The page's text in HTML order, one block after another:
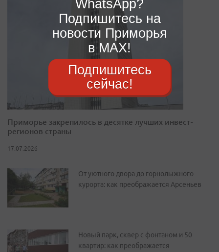
Приморье закрепилось в десятке лучших инвест-
регионов страны
17.07.2026
От уютного двора до горнолыжного
курорта: как преображается Арсеньев
Новый парк, сквер с фонтаном и 50
квартир: как преображается
WhatsApp?
Подпишитесь на
новости Приморья
в MAX!
Подпишитесь
сейчас!